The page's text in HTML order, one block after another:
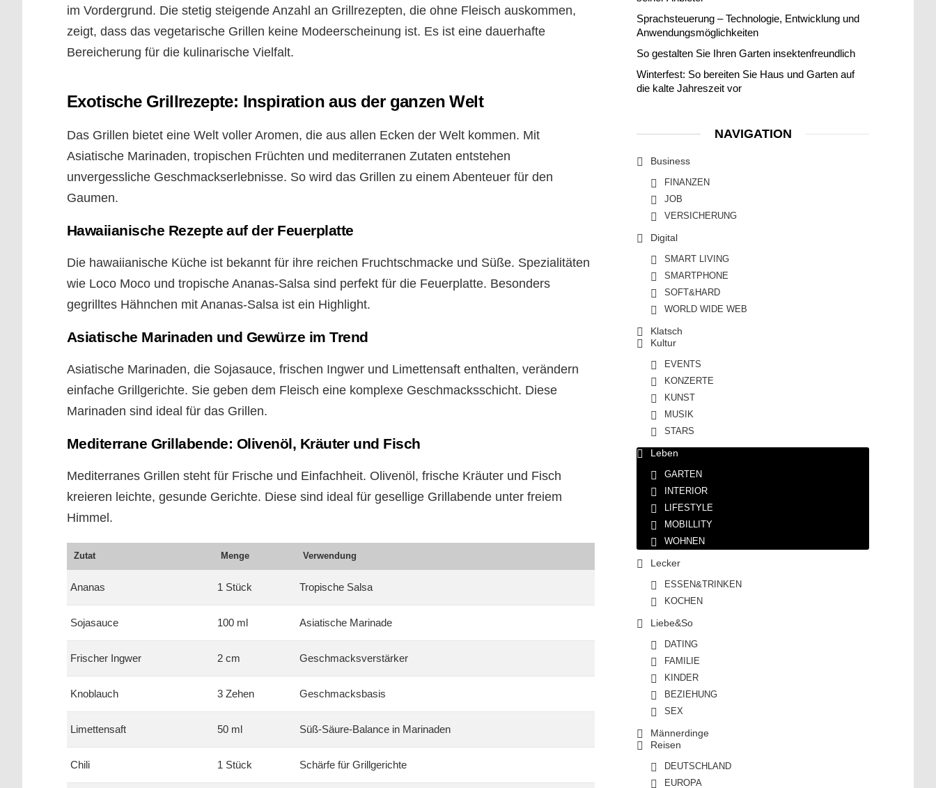
im Vordergrund. Die stetig steigende Anzahl an Grillrezepten, die ohne Fleisch auskommen,
zeigt, dass das vegetarische Grillen keine Modeerscheinung ist. Es ist eine dauerhafte
Bereicherung für die kulinarische Vielfalt.
Exotische Grillrezepte: Inspiration aus der ganzen Welt
Das Grillen bietet eine Welt voller Aromen, die aus allen Ecken der Welt kommen. Mit
Asiatische Marinaden, tropischen Früchten und mediterranen Zutaten entstehen
unvergessliche Geschmackserlebnisse. So wird das Grillen zu einem Abenteuer für den
Gaumen.
Hawaiianische Rezepte auf der Feuerplatte
Die hawaiianische Küche ist bekannt für ihre reichen Fruchtschmacke und Süße. Spezialitäten
wie Loco Moco und tropische Ananas-Salsa sind perfekt für die Feuerplatte. Besonders
gegrilltes Hähnchen mit Ananas-Salsa ist ein Highlight.
Asiatische Marinaden und Gewürze im Trend
Asiatische Marinaden, die Sojasauce, frischen Ingwer und Limettensaft enthalten, verändern
einfache Grillgerichte. Sie geben dem Fleisch eine komplexe Geschmacksschicht. Diese
Marinaden sind ideal für das Grillen.
Mediterrane Grillabende: Olivenöl, Kräuter und Fisch
Mediterranes Grillen steht für Frische und Einfachheit. Olivenöl, frische Kräuter und Fisch
kreieren leichte, gesunde Gerichte. Diese sind ideal für gesellige Grillabende unter freiem
Himmel.
Zutat Menge Verwendung
Ananas 1 Stück Tropische Salsa
Sojasauce 100 ml Asiatische Marinade
Frischer Ingwer 2 cm Geschmacksverstärker
Knoblauch 3 Zehen Geschmacksbasis
Limettensaft 50 ml Süß-Säure-Balance in Marinaden
Chili 1 Stück Schärfe für Grillgerichte
Sprachsteuerung – Technologie, Entwicklung und
Anwendungsmöglichkeiten
So gestalten Sie Ihren Garten insektenfreundlich
Winterfest: So bereiten Sie Haus und Garten auf
die kalte Jahreszeit vor
NAVIGATION
Business
FINANZEN
JOB
VERSICHERUNG
Digital
SMART LIVING
SMARTPHONE
SOFT&HARD
WORLD WIDE WEB
Klatsch
Kultur
EVENTS
KONZERTE
KUNST
MUSIK
STARS
Leben
GARTEN
INTERIOR
LIFESTYLE
MOBILLITY
WOHNEN
Lecker
ESSEN&TRINKEN
KOCHEN
Liebe&So
DATING
FAMILIE
KINDER
BEZIEHUNG
SEX
Männerdinge
Reisen
DEUTSCHLAND
EUROPA